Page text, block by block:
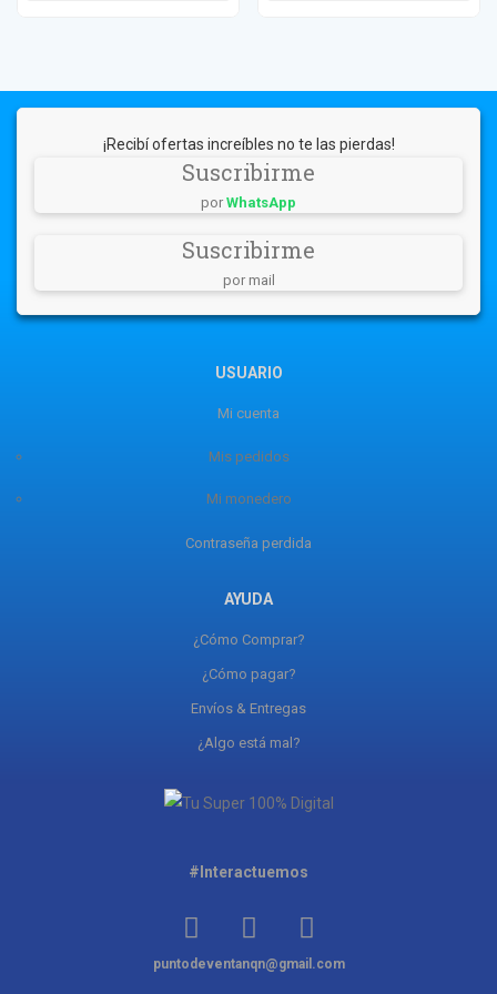
¡Recibí ofertas increíbles no te las pierdas!
Suscribirme
por WhatsApp
Suscribirme
por mail
USUARIO
Mi cuenta
Mis pedidos
Mi monedero
Contraseña perdida
AYUDA
¿Cómo Comprar?
¿Cómo pagar?
Envíos & Entregas
¿Algo está mal?
#Interactuemos
puntodeventanqn@gmail.com